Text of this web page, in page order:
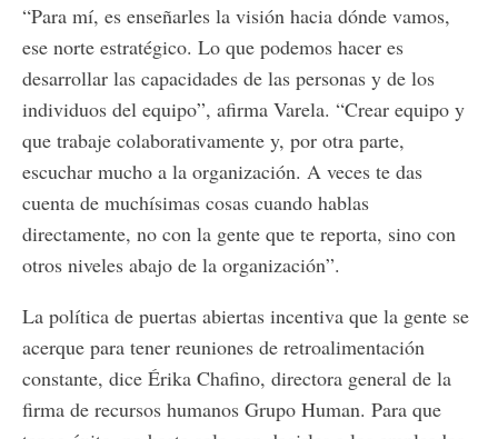
“Para mí, es enseñarles la visión hacia dónde vamos,
ese norte estratégico. Lo que podemos hacer es
desarrollar las capacidades de las personas y de los
individuos del equipo”, afirma Varela. “Crear equipo y
que trabaje colaborativamente y, por otra parte,
escuchar mucho a la organización. A veces te das
cuenta de muchísimas cosas cuando hablas
directamente, no con la gente que te reporta, sino con
otros niveles abajo de la organización”.
La política de puertas abiertas incentiva que la gente se
acerque para tener reuniones de retroalimentación
constante, dice Érika Chafino, directora general de la
firma de recursos humanos Grupo Human. Para que